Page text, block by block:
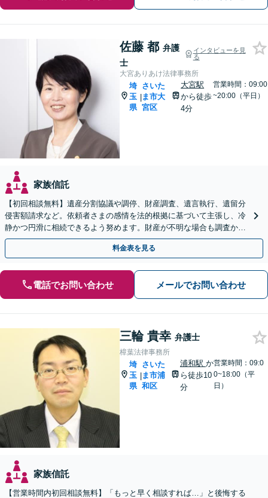
佐藤 都 弁護
士
インタビューを見
る
大宮ありあけ法律事務所
埼
玉
県
|
さいた
ま市大
宮区
大宮駅
から徒歩
4分
営業時間：09:00
~20:00（平日）
家族信託
【初回相談無料】遺産分割協議や調停、財産調査、遺言執行、遺留分
侵害額請求など。依頼者さまの感情を法的根拠に基づいて主張し、冷
静かつ円滑に相続できるよう努めます。財産が不明な場合も調査から
対応します。
料金表を見る
電話でお問い合わせ メールでお問い合わせ
三輪 貴幸 弁護士
樟葉法律事務所
埼
玉
県
|
さいた
ま市浦
和区
浦和駅 か
ら徒歩10
分
営業時間：09:0
0~18:00（平
日）
家族信託
【営業時間内初回相談無料】「もっと早く相談すれば…」と後悔する